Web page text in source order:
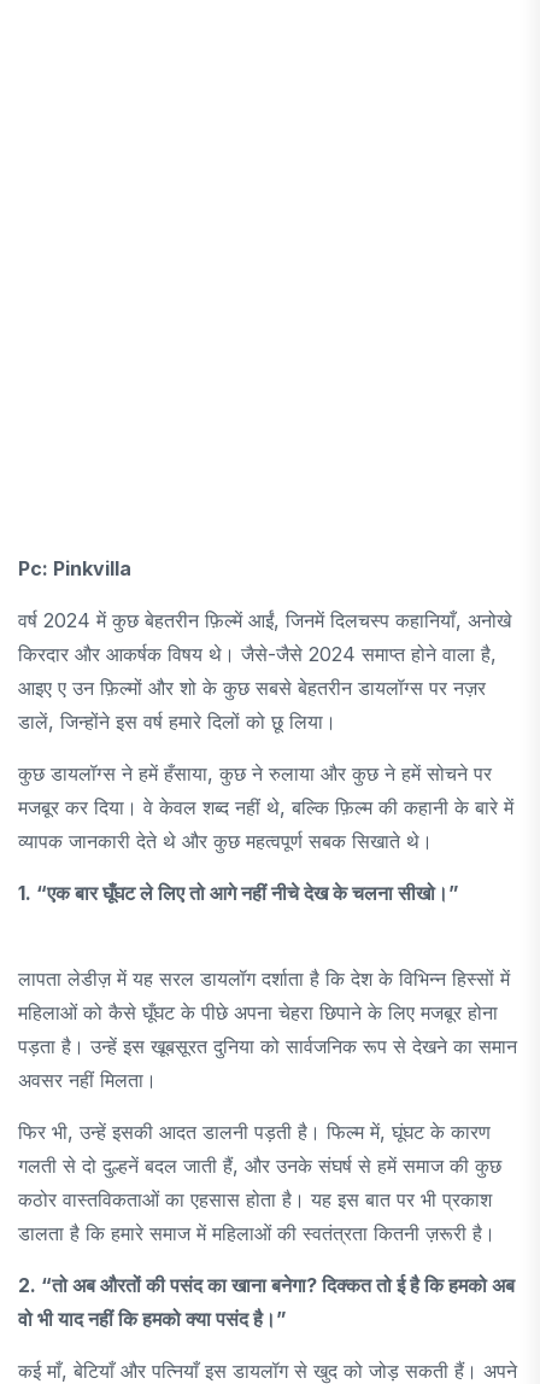
Pc: Pinkvilla
वर्ष 2024 में कुछ बेहतरीन फ़िल्में आईं, जिनमें दिलचस्प कहानियाँ, अनोखे
किरदार और आकर्षक विषय थे। जैसे-जैसे 2024 समाप्त होने वाला है,
आइए ए उन फ़िल्मों और शो के कुछ सबसे बेहतरीन डायलॉग्स पर नज़र
डालें, जिन्होंने इस वर्ष हमारे दिलों को छू लिया।
कुछ डायलॉग्स ने हमें हँसाया, कुछ ने रुलाया और कुछ ने हमें सोचने पर
मजबूर कर दिया। वे केवल शब्द नहीं थे, बल्कि फ़िल्म की कहानी के बारे में
व्यापक जानकारी देते थे और कुछ महत्वपूर्ण सबक सिखाते थे।
1. “एक बार घूँघट ले लिए तो आगे नहीं नीचे देख के चलना सीखो।”
लापता लेडीज़ में यह सरल डायलॉग दर्शाता है कि देश के विभिन्न हिस्सों में
महिलाओं को कैसे घूँघट के पीछे अपना चेहरा छिपाने के लिए मजबूर होना
पड़ता है। उन्हें इस खूबसूरत दुनिया को सार्वजनिक रूप से देखने का समान
अवसर नहीं मिलता।
फिर भी, उन्हें इसकी आदत डालनी पड़ती है। फिल्म में, घूंघट के कारण
गलती से दो दुल्हनें बदल जाती हैं, और उनके संघर्ष से हमें समाज की कुछ
कठोर वास्तविकताओं का एहसास होता है। यह इस बात पर भी प्रकाश
डालता है कि हमारे समाज में महिलाओं की स्वतंत्रता कितनी ज़रूरी है।
2. “तो अब औरतों की पसंद का खाना बनेगा? दिक्कत तो ई है कि हमको अब
वो भी याद नहीं कि हमको क्या पसंद है।”
कई माँ, बेटियाँ और पत्नियाँ इस डायलॉग से खुद को जोड़ सकती हैं। अपने